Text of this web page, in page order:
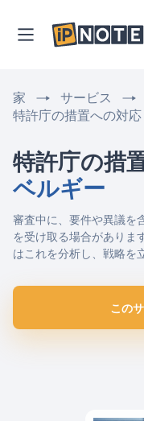
家 サービス
特許庁の措置への対応
特許庁の措
ベルギー
審査中に、要件や異議を
を受け取る場合がありま
はこれを分析し、戦略を
この